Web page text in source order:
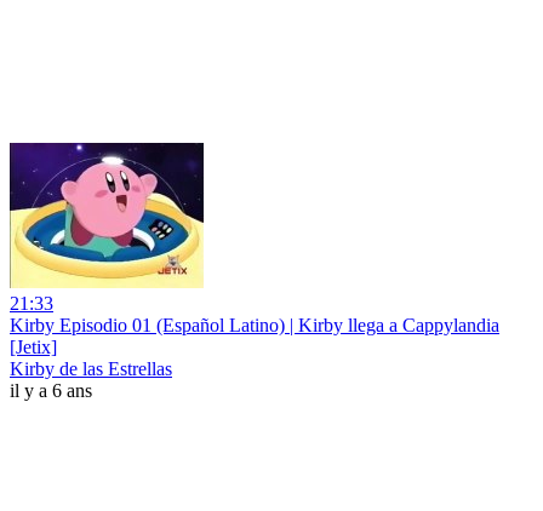
21:33
Kirby Episodio 01 (Español Latino) | Kirby llega a Cappylandia
[Jetix]
Kirby de las Estrellas
il y a 6 ans